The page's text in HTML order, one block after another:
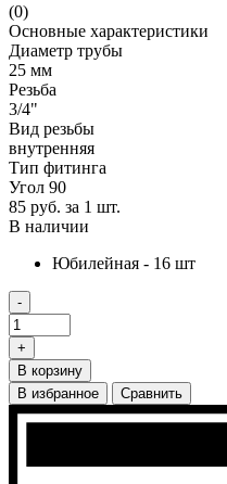
(0)
Основные характеристики
Диаметр трубы
25 мм
Резьба
3/4"
Вид резьбы
внутренняя
Тип фитинга
Угол 90
85 руб. за 1 шт.
В наличии
Юбилейная - 16 шт
-
+
В корзину
В избранное
Сравнить